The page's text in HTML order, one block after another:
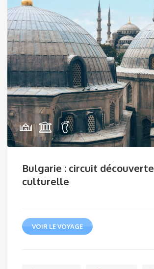
Bulgarie : circuit découverte
culturelle
VOIR LE VOYAGE